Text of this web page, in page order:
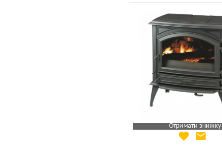
Отримати знижку
Яка Ваша ціна
favorite email